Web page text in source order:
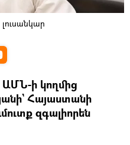
ԱՄՆ-ի կողմից
Հայաստանի
զգալիորեն